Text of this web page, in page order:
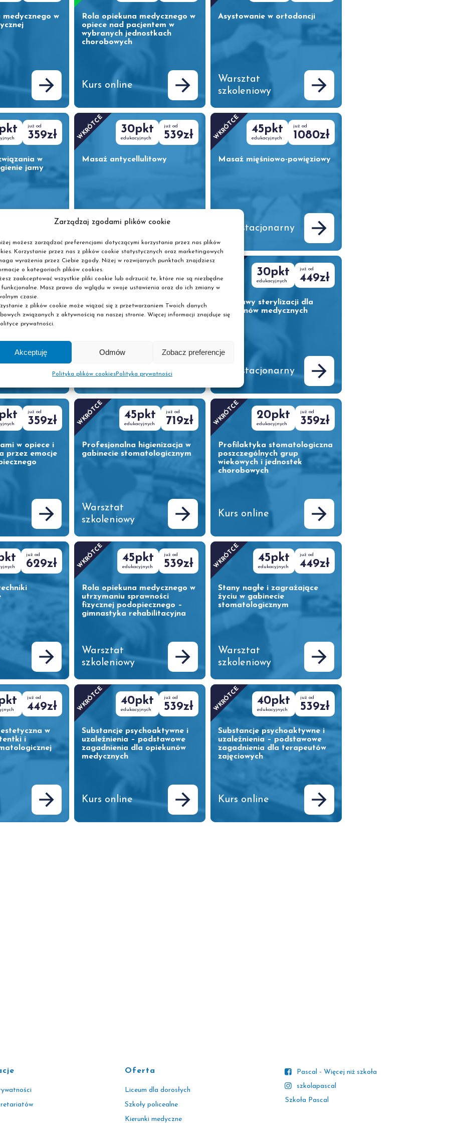
Zarządzaj zgodami plików cookie
możesz zarządzać preferencjami dotyczącymi korzystania przez nas plików
Korzystanie przez nas z plików cookie statystycznych oraz marketingowych
wyrażenia przez Ciebie zgody. Niżej w rozwijanych punktach znajdziesz
o kategoriach plików cookies.
zaakceptować wszystkie pliki cookie lub odrzucić te, które nie są niezbędne
Masz prawo do wglądu w swoje ustawienia oraz do ich zmiany w
czasie.
z plików cookie może wiązać się z przetwarzaniem Twoich danych
związanych z aktywnością na naszej stronie. Więcej informacji znajduje się
prywatności.
Akceptuję Odmów Zobacz preferencje
Polityka plików cookiesPolityka prywatności
medycznego w
Rola opiekuna medycznego w
opiece nad pacjentem w
wybranych jednostkach
chorobowych
Kurs online
Asystowanie w ortodoncji
Warsztat
szkoleniowy
w
jamy
już od
359zł WKRÓTCE
Masaż antycellulitowy
Kurs stacjonarny
30pkt
edukacyjnych
już od
539zł WKRÓTCE
Masaż mięśniowo-powięziowy
Kurs stacjonarny
45pkt
edukacyjnych
już od
1080zł
procesie
osobowości
już od
359zł WKRÓTCE
Podstawy epidemiologii w
pracy technika masażysty
Kurs online
edukacyjnych 359zł WKRÓTCE
Podstawy sterylizacji dla
opiekunów medycznych
Kurs stacjonarny
30pkt
edukacyjnych
już od
449zł
w opiece i
przez emocje
już od
359zł WKRÓTCE
Profesjonalna higienizacja w
gabinecie stomatologicznym
Warsztat
szkoleniowy
45pkt
edukacyjnych
już od
719zł WKRÓTCE
Profilaktyka stomatologiczna
poszczególnych grup
wiekowych i jednostek
chorobowych
Kurs online
20pkt
edukacyjnych
już od
359zł
już od
629zł WKRÓTCE
Rola opiekuna medycznego w
utrzymaniu sprawności
fizycznej podopiecznego –
gimnastyka rehabilitacyjna
Warsztat
szkoleniowy
45pkt
edukacyjnych
już od
539zł WKRÓTCE
Stany nagłe i zagrażające
życiu w gabinecie
stomatologicznym
Warsztat
szkoleniowy
45pkt
edukacyjnych
już od
449zł
w
i
już od
449zł WKRÓTCE
Substancje psychoaktywne i
uzależnienia – podstawowe
zagadnienia dla opiekunów
medycznych
Kurs online
40pkt
edukacyjnych
już od
539zł WKRÓTCE
Substancje psychoaktywne i
uzależnienia – podstawowe
zagadnienia dla terapeutów
zajęciowych
Kurs online
40pkt
edukacyjnych
już od
539zł
Oferta
Liceum dla dorosłych
Szkoły policealne
Kierunki medyczne
Pascal - Więcej niż szkoła
szkolapascal
Szkoła Pascal